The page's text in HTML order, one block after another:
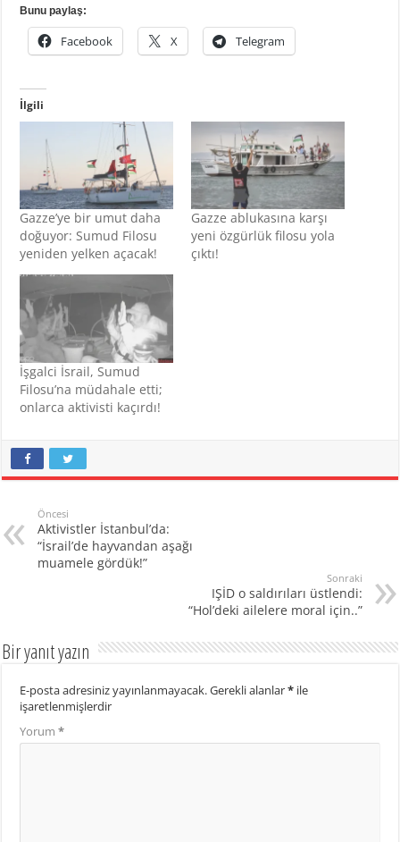
Bunu paylaş:
Facebook X Telegram
İlgili
Gazze’ye bir umut daha
doğuyor: Sumud Filosu
yeniden yelken açacak!
Gazze ablukasına karşı
yeni özgürlük filosu yola
çıktı!
İşgalci İsrail, Sumud
Filosu’na müdahale etti;
onlarca aktivisti kaçırdı!
Öncesi
Aktivistler İstanbul’da:
“İsrail’de hayvandan aşağı
muamele gördük!”
Sonraki
IŞİD o saldırıları üstlendi:
“Hol’deki ailelere moral için..”
Bir yanıt yazın
E-posta adresiniz yayınlanmayacak.Gerekli alanlar* ile
işaretlenmişlerdir
Yorum*